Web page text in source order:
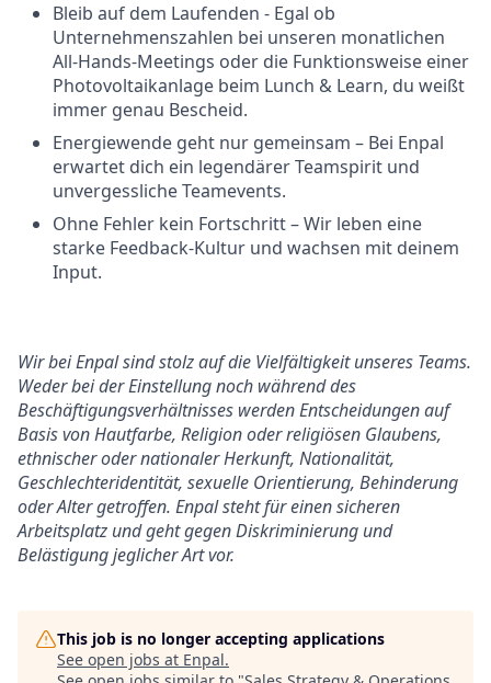
Bleib auf dem Laufenden - Egal ob
Unternehmenszahlen bei unseren monatlichen
All-Hands-Meetings oder die Funktionsweise einer
Photovoltaikanlage beim Lunch & Learn, du weißt
immer genau Bescheid.
Energiewende geht nur gemeinsam – Bei Enpal
erwartet dich ein legendärer Teamspirit und
unvergessliche Teamevents.
Ohne Fehler kein Fortschritt – Wir leben eine
starke Feedback-Kultur und wachsen mit deinem
Input.
Wir bei Enpal sind stolz auf die Vielfältigkeit unseres Teams.
Weder bei der Einstellung noch während des
Beschäftigungsverhältnisses werden Entscheidungen auf
Basis von Hautfarbe, Religion oder religiösen Glaubens,
ethnischer oder nationaler Herkunft, Nationalität,
Geschlechteridentität, sexuelle Orientierung, Behinderung
oder Alter getroffen. Enpal steht für einen sicheren
Arbeitsplatz und geht gegen Diskriminierung und
Belästigung jeglicher Art vor.
This job is no longer accepting applications
See open jobs at Enpal.